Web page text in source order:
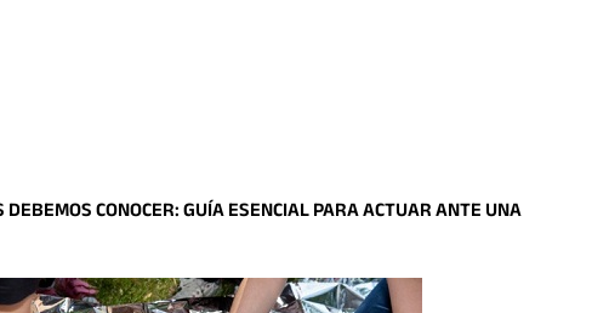
CONOCER: GUÍA ESENCIAL PARA ACTUAR ANTE UNA